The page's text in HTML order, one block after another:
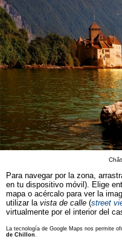
Para navegar por la zona,
en tu dispositivo móvil). Elige
mapa o acércalo para ver la
utilizar la vista de calle (street
virtualmente por el interior del
La tecnología de Google Maps nos permite
de Chillon.